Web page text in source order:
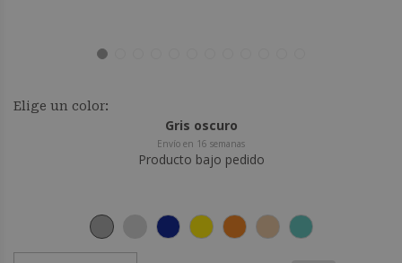
Elige un color:
Gris oscuro
Envío en 16 semanas
Producto bajo pedido